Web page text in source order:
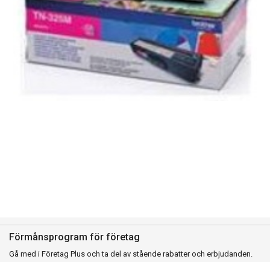
Förmånsprogram för företag
Gå med i Företag Plus och ta del av stående rabatter och erbjudanden.